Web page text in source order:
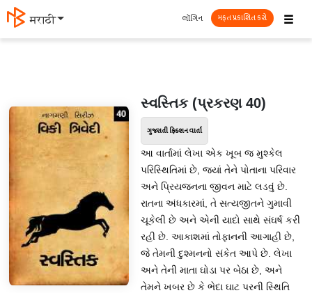
मराठी ☰
લૉગિન મફત પ્રકાશિત કરો
સ્વસ્તિક (પ્રકરણ 40)
ગુજરાતી ફિક્શન વાર્તા
આ વાર્તામાં લેખા એક ખૂબ જ મુશ્કેલ
પરિસ્થિતિમાં છે, જ્યાં તેને પોતાના પરિવાર
અને પ્રિયજનના જીવન માટે લડવું છે.
રાતના અંધકારમાં, તે સત્યજીતને ગુમાવી
ચૂકેલી છે અને એની યાદો સાથે સંઘર્ષ કરી
રહી છે. આકાશમાં તોફાનની આગાહી છે,
જે તેમની દુશ્મનનો સંકેત આપે છે. લેખા
અને તેની માતા ઘોડા પર બેઠા છે, અને
તેમને ખબર છે કે ભેદા ઘાટ પરની સ્થિતિ